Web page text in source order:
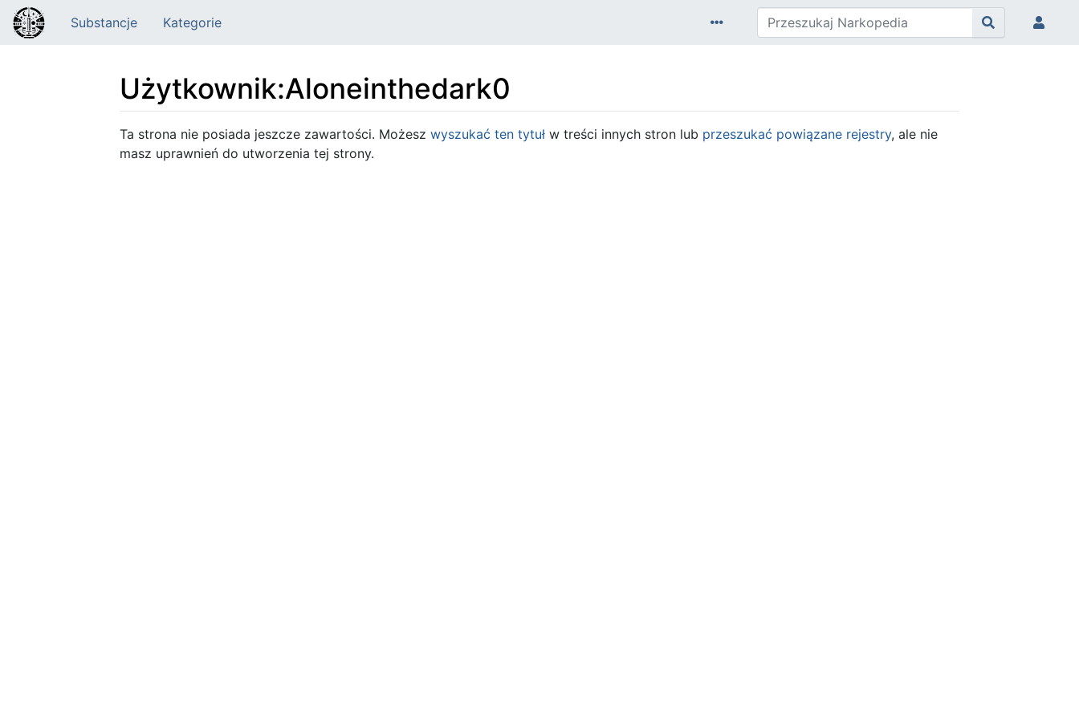
Substancje Kategorie
Użytkownik:Aloneinthedark0
Skocz do: nawigacja,szukaj
Ta strona nie posiada jeszcze zawartości. Możesz wyszukać ten tytuł w treści innych stron lub przeszukać powiązane rejestry, ale nie
masz uprawnień do utworzenia tej strony.